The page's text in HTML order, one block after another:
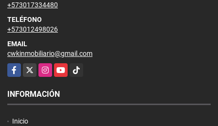
+573017334480
TELÉFONO
+573012498026
EMAIL
cwkinmobiliario@gmail.com
Facebook
X InstagramYouTubeTikTok
INFORMACIÓN
Inicio